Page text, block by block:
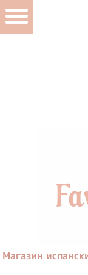
Магазин